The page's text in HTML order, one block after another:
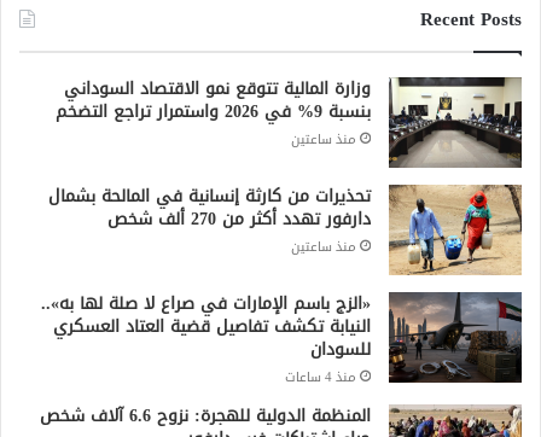
Recent Posts
وزارة المالية تتوقع نمو الاقتصاد السوداني
بنسبة 9% في 2026 واستمرار تراجع التضخم
منذ ساعتين
تحذيرات من كارثة إنسانية في المالحة بشمال
دارفور تهدد أكثر من 270 ألف شخص
منذ ساعتين
«الزج باسم الإمارات في صراع لا صلة لها به»..
النيابة تكشف تفاصيل قضية العتاد العسكري
للسودان
منذ 4 ساعات
المنظمة الدولية للهجرة: نزوح 6.6 آلاف شخص